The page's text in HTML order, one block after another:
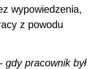
wypowiedzenia,
z powodu
gdy pracownik był